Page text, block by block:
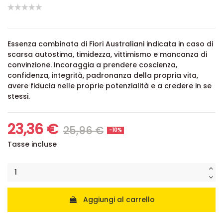
Essenza combinata di Fiori Australiani indicata in caso di
scarsa autostima, timidezza, vittimismo e mancanza di
convinzione. Incoraggia a prendere coscienza,
confidenza, integrità, padronanza della propria vita,
avere fiducia nelle proprie potenzialità e a credere in se
stessi.
23,36 € 25,96 € -10%
Tasse incluse
Aggiungi al carrello